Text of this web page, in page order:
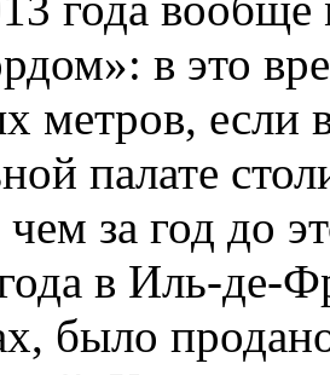
в это
метров, если
палате
за год до
в Иль-де-
было